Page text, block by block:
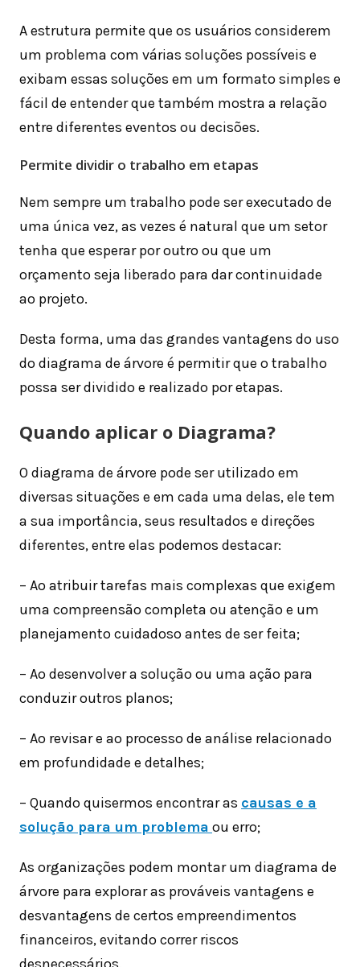
A estrutura permite que os usuários considerem
um problema com várias soluções possíveis e
exibam essas soluções em um formato simples e
fácil de entender que também mostra a relação
entre diferentes eventos ou decisões.
Permite dividir o trabalho em etapas
Nem sempre um trabalho pode ser executado de
uma única vez, as vezes é natural que um setor
tenha que esperar por outro ou que um
orçamento seja liberado para dar continuidade
ao projeto.
Desta forma, uma das grandes vantagens do uso
do diagrama de árvore é permitir que o trabalho
possa ser dividido e realizado por etapas.
Quando aplicar o Diagrama?
O diagrama de árvore pode ser utilizado em
diversas situações e em cada uma delas, ele tem
a sua importância, seus resultados e direções
diferentes, entre elas podemos destacar:
– Ao atribuir tarefas mais complexas que exigem
uma compreensão completa ou atenção e um
planejamento cuidadoso antes de ser feita;
– Ao desenvolver a solução ou uma ação para
conduzir outros planos;
– Ao revisar e ao processo de análise relacionado
em profundidade e detalhes;
– Quando quisermos encontrar as causas e a
solução para um problema ou erro;
As organizações podem montar um diagrama de
árvore para explorar as prováveis vantagens e
desvantagens de certos empreendimentos
financeiros, evitando correr riscos